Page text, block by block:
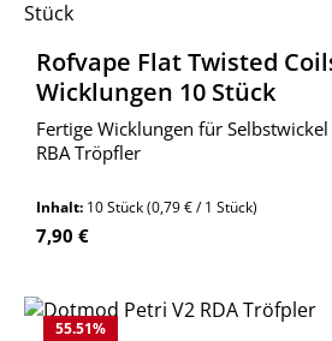
Rofvape Flat Twisted
Wicklungen 10 Stück
Fertige Wicklungen für
RBA Tröpfler
Inhalt: 10 Stück(0,79 € / 1 Stück)
Regulärer Preis:
7,90 €
55.51%